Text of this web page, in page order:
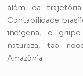
além da
Contabilidade
indígena, o
natureza, tão
Amazônia.